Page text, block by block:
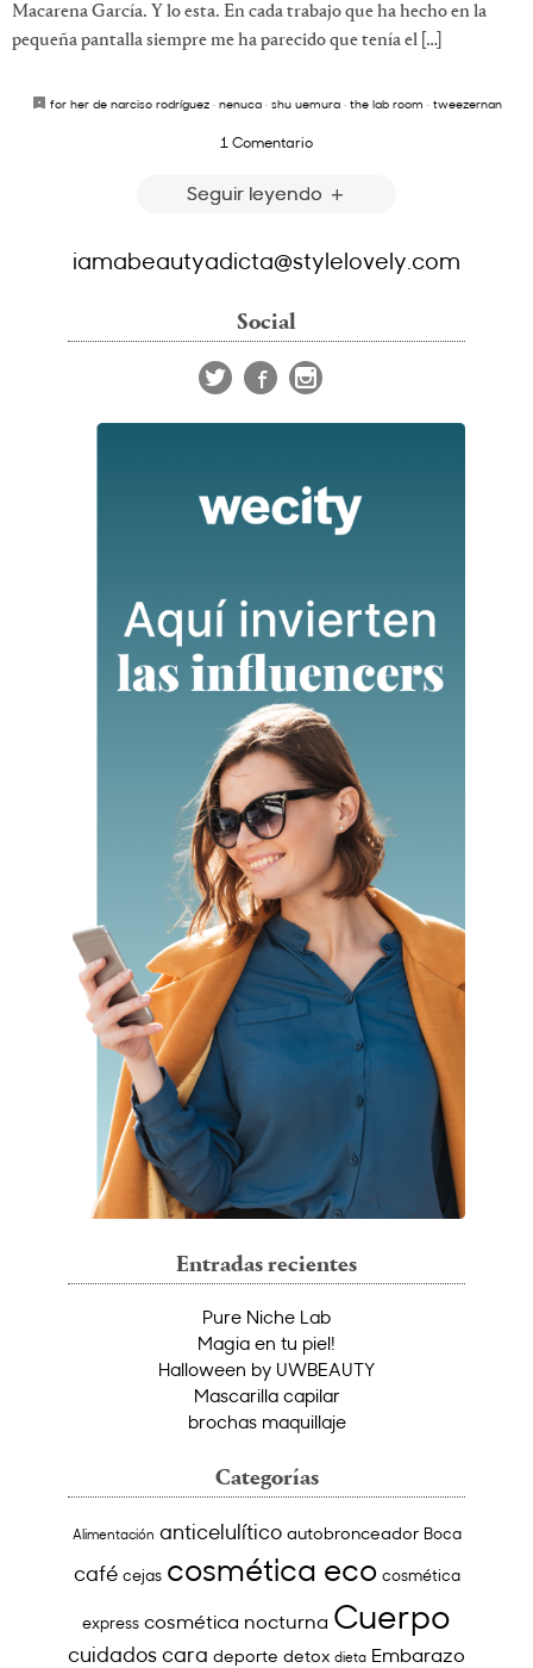
Macarena García. Y lo esta. En cada trabajo que ha hecho en la
pequeña pantalla siempre me ha parecido que tenía el […]
for her de narciso rodríguez· nenuca· shu uemura· the lab room · tweezernan
1 Comentario
Seguir leyendo
iamabeautyadicta@stylelovely.com
Social
Entradas recientes
Pure Niche Lab
Magia en tu piel!
Halloween by UWBEAUTY
Mascarilla capilar
brochas maquillaje
Categorías
Alimentación anticelulítico autobronceador Boca
café cejas cosmética eco cosmética
express cosmética nocturna Cuerpo
cuidados cara deporte detox dieta Embarazo